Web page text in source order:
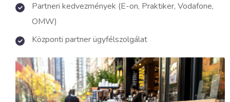
Partneri kedvezmények (E-on, Praktiker, Vodafone,
OMW)
Központi partner ügyfélszolgálat